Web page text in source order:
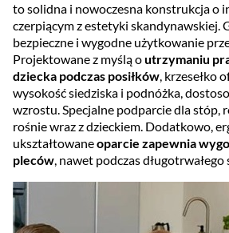
to solidna i nowoczesna konstrukcja o
czerpiącym z estetyki skandynawskiej.
bezpieczne i wygodne użytkowanie
Projektowane z myślą outrzymaniu
dziecka podczas posiłków, krzesełko
wysokość siedziska i podnóżka,
wzrostu. Specjalne podparcie dla stóp,
rośnie wraz z dzieckiem. Dodatkowo,
ukształtowaneoparcie zapewnia
pleców, nawet podczas długotrwałego